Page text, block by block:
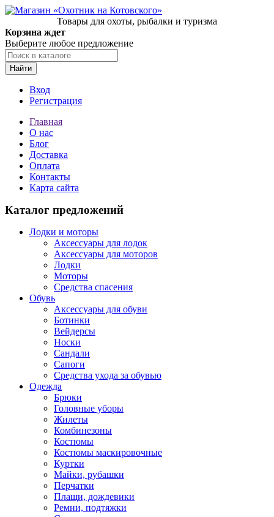
Товары для охоты, рыбалки и туризма
Корзина ждет
Выберите любое предложение
Найти
Вход
Регистрация
Главная
О нас
Блог
Доставка
Оплата
Контакты
Карта сайта
Каталог предложений
Лодки и моторы
Аксессуары для лодок
Аксессуары для моторов
Лодки
Моторы
Средства спасения
Обувь
Аксессуары для обуви
Ботинки
Вейдерсы
Носки
Сандали
Сапоги
Средства ухода за обувью
Одежда
Брюки
Головные уборы
Жилеты
Комбинезоны
Костюмы
Костюмы маскировочные
Куртки
Майки, рубашки
Перчатки
Плащи, дождевики
Ремни, подтяжки